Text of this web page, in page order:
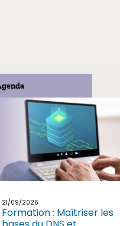
21/09/2026
Formation : Maîtriser les